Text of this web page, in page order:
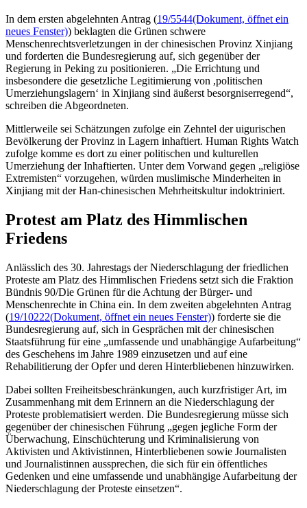
In dem ersten abgelehnten Antrag (19/5544(Dokument, öffnet ein
neues Fenster)) beklagten die Grünen schwere
Menschenrechtsverletzungen in der chinesischen Provinz Xinjiang
und forderten die Bundesregierung auf, sich gegenüber der
Regierung in Peking zu positionieren. „Die Errichtung und
insbesondere die gesetzliche Legitimierung von ,politischen
Umerziehungslagern‘ in Xinjiang sind äußerst besorgniserregend“,
schreiben die Abgeordneten.
Mittlerweile sei Schätzungen zufolge ein Zehntel der uigurischen
Bevölkerung der Provinz in Lagern inhaftiert. Human Rights Watch
zufolge komme es dort zu einer politischen und kulturellen
Umerziehung der Inhaftierten. Unter dem Vorwand gegen „religiöse
Extremisten“ vorzugehen, würden muslimische Minderheiten in
Xinjiang mit der Han-chinesischen Mehrheitskultur indoktriniert.
Protest am Platz des Himmlischen
Friedens
Anlässlich des 30. Jahrestags der Niederschlagung der friedlichen
Proteste am Platz des Himmlischen Friedens setzt sich die Fraktion
Bündnis 90/Die Grünen für die Achtung der Bürger- und
Menschenrechte in China ein. In dem zweiten abgelehnten Antrag
(19/10222(Dokument, öffnet ein neues Fenster)) forderte sie die
Bundesregierung auf, sich in Gesprächen mit der chinesischen
Staatsführung für eine „umfassende und unabhängige Aufarbeitung“
des Geschehens im Jahre 1989 einzusetzen und auf eine
Rehabilitierung der Opfer und deren Hinterbliebenen hinzuwirken.
Dabei sollten Freiheitsbeschränkungen, auch kurzfristiger Art, im
Zusammenhang mit dem Erinnern an die Niederschlagung der
Proteste problematisiert werden. Die Bundesregierung müsse sich
gegenüber der chinesischen Führung „gegen jegliche Form der
Überwachung, Einschüchterung und Kriminalisierung von
Aktivisten und Aktivistinnen, Hinterbliebenen sowie Journalisten
und Journalistinnen aussprechen, die sich für ein öffentliches
Gedenken und eine umfassende und unabhängige Aufarbeitung der
Niederschlagung der Proteste einsetzen“.